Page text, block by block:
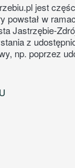
jest
powstał w
Jastrzębie-
z
np. poprzez